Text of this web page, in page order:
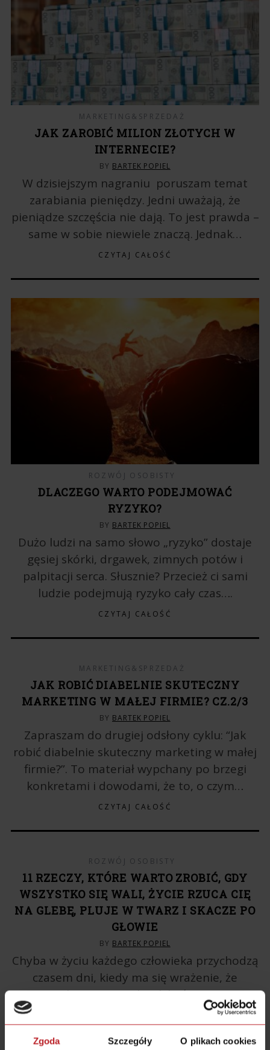
Zgoda Szczegóły O plikach cookies
MARKETING&SPRZEDAŻ
JAK ZAROBIĆ MILION ZŁOTYCH W
INTERNECIE?
BY BARTEK POPIEL
W dzisiejszym nagraniu poruszam temat
zarabiania pieniędzy. Jedni uważają, że
pieniądze szczęścia nie dają. To jest prawda –
same w sobie niewiele znaczą. Jednak…
CZYTAJ CAŁOŚĆ
ROZWÓJ OSOBISTY
DLACZEGO WARTO PODEJMOWAĆ
RYZYKO?
BY BARTEK POPIEL
Dużo ludzi na samo słowo „ryzyko” dostaje
gęsiej skórki, drgawek, zimnych potów i
palpitacji serca. Słusznie? Przecież ci sami
ludzie podejmują ryzyko cały czas….
CZYTAJ CAŁOŚĆ
MARKETING&SPRZEDAŻ
JAK ROBIĆ DIABELNIE SKUTECZNY
MARKETING W MAŁEJ FIRMIE? CZ.2/3
BY BARTEK POPIEL
Zapraszam do drugiej odsłony cyklu: “Jak
robić diabelnie skuteczny marketing w małej
firmie?”. To materiał wypchany po brzegi
konkretami i dowodami, że to, o czym…
CZYTAJ CAŁOŚĆ
ROZWÓJ OSOBISTY
11 RZECZY, KTÓRE WARTO ZROBIĆ, GDY
WSZYSTKO SIĘ WALI, ŻYCIE RZUCA CIĘ
NA GLEBĘ, PLUJE W TWARZ I SKACZE PO
GŁOWIE
BY BARTEK POPIEL
Chyba w życiu każdego człowieka przychodzą
czasem dni, kiedy ma się wrażenie, że
wszystko jest nie tak, jak być powinno.
Powody mogą być różne:…